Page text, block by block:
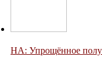
НА: Упрощённое